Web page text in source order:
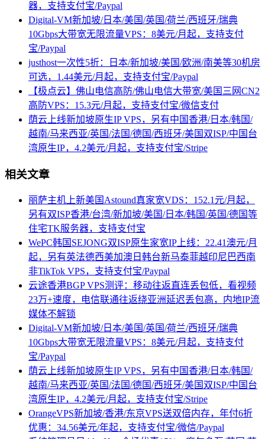
器，支持支付宝/Paypal
Digital-VM新加坡/日本/美国/英国/荷兰/西班牙/瑞典
10Gbps大带宽无限流量VPS：8美元/月起，支持支付
宝/Paypal
justhost一次性5折：日本/新加坡/美国/欧洲/南美等30机房
可选，1.44美元/月起，支持支付宝/Paypal
【极点云】佛山电信高防/佛山电信大带宽/美国三网CN2
高防VPS：15.3元/月起，支持支付宝/微信支付
荫云上线新加坡原生IP VPS，另有中国香港/日本/韩国/
越南/马来西亚/英国/法国/德国/西班牙/美国双ISP/中国台
湾原生IP，4.2美元/月起，支持支付宝/Stripe
相关文章
丽萨主机上新美国Astound真家宽VDS：152.1元/月起，
另有双ISP香港/台湾/新加坡/美国/日本/韩国/英国/德国等
住宅TK服务器，支持支付宝
WePC韩国SEJONG双ISP原生家宽IP上线：22.41澳元/月
起，另有英法德西美加澳日韩台新马泰菲越印尼巴西南
非TikTok VPS，支持支付宝/Paypal
云途香港BGP VPS测评：移动往返直连丢包低，看视频
23万+速度，电信联通往返绕亚洲延迟丢包高，内地IP流
媒体不解锁
Digital-VM新加坡/日本/美国/英国/荷兰/西班牙/瑞典
10Gbps大带宽无限流量VPS：8美元/月起，支持支付
宝/Paypal
荫云上线新加坡原生IP VPS，另有中国香港/日本/韩国/
越南/马来西亚/英国/法国/德国/西班牙/美国双ISP/中国台
湾原生IP，4.2美元/月起，支持支付宝/Stripe
OrangeVPS新加坡/香港/东京VPS送双倍内存，年付6折
优惠：34.56美元/年起，支持支付宝/微信/Paypal